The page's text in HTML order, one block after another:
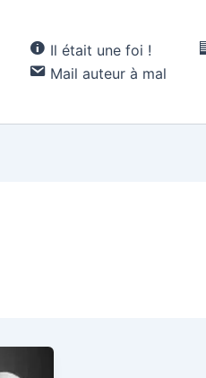
Il était une foi !
Mail auteur à mal